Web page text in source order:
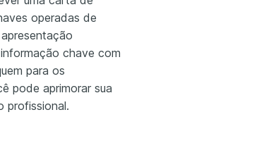
operadas de
chave com
para os
pode aprimorar sua
profissional.